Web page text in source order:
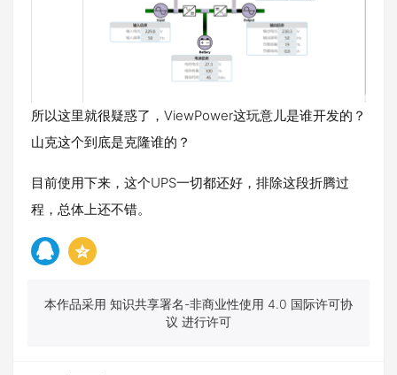
所以这里就很疑惑了，ViewPower这玩意儿是谁开发的？
山克这个到底是克隆谁的？
目前使用下来，这个UPS一切都还好，排除这段折腾过
程，总体上还不错。
本作品采用 知识共享署名-非商业性使用 4.0 国际许可协
议 进行许可